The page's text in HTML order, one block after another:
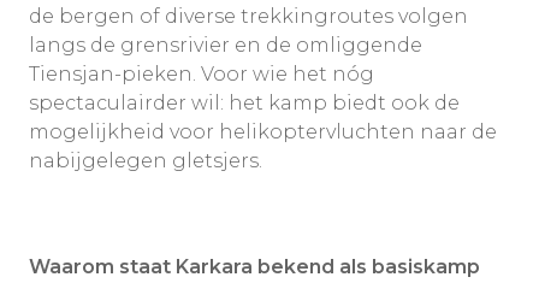
de bergen of diverse trekkingroutes volgen
langs de grensrivier en de omliggende
Tiensjan-pieken. Voor wie het nóg
spectaculairder wil: het kamp biedt ook de
mogelijkheid voor helikoptervluchten naar de
nabijgelegen gletsjers.
Waarom staat Karkara bekend als basiskamp